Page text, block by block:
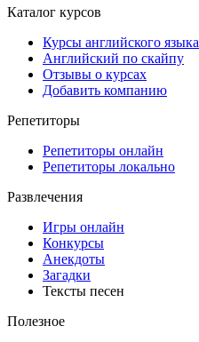
Каталог курсов
Курсы английского языка
Английский по скайпу
Отзывы о курсах
Добавить компанию
Репетиторы
Репетиторы онлайн
Репетиторы локально
Развлечения
Игры онлайн
Конкурсы
Анекдоты
Загадки
Тексты песен
Полезное